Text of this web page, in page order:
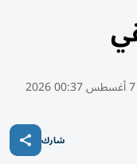
7 أغسطس 00:37 2026
شارك